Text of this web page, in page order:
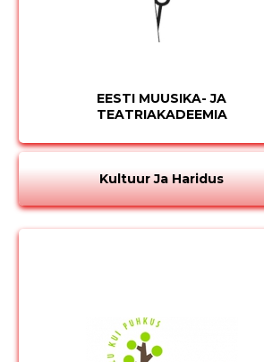
EESTI MUUSIKA- JA
TEATRIAKADEEMIA
Kultuur Ja Haridus
Muuda pildi